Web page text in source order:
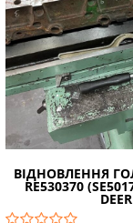
ВІДНОВЛЕННЯ
RE530370